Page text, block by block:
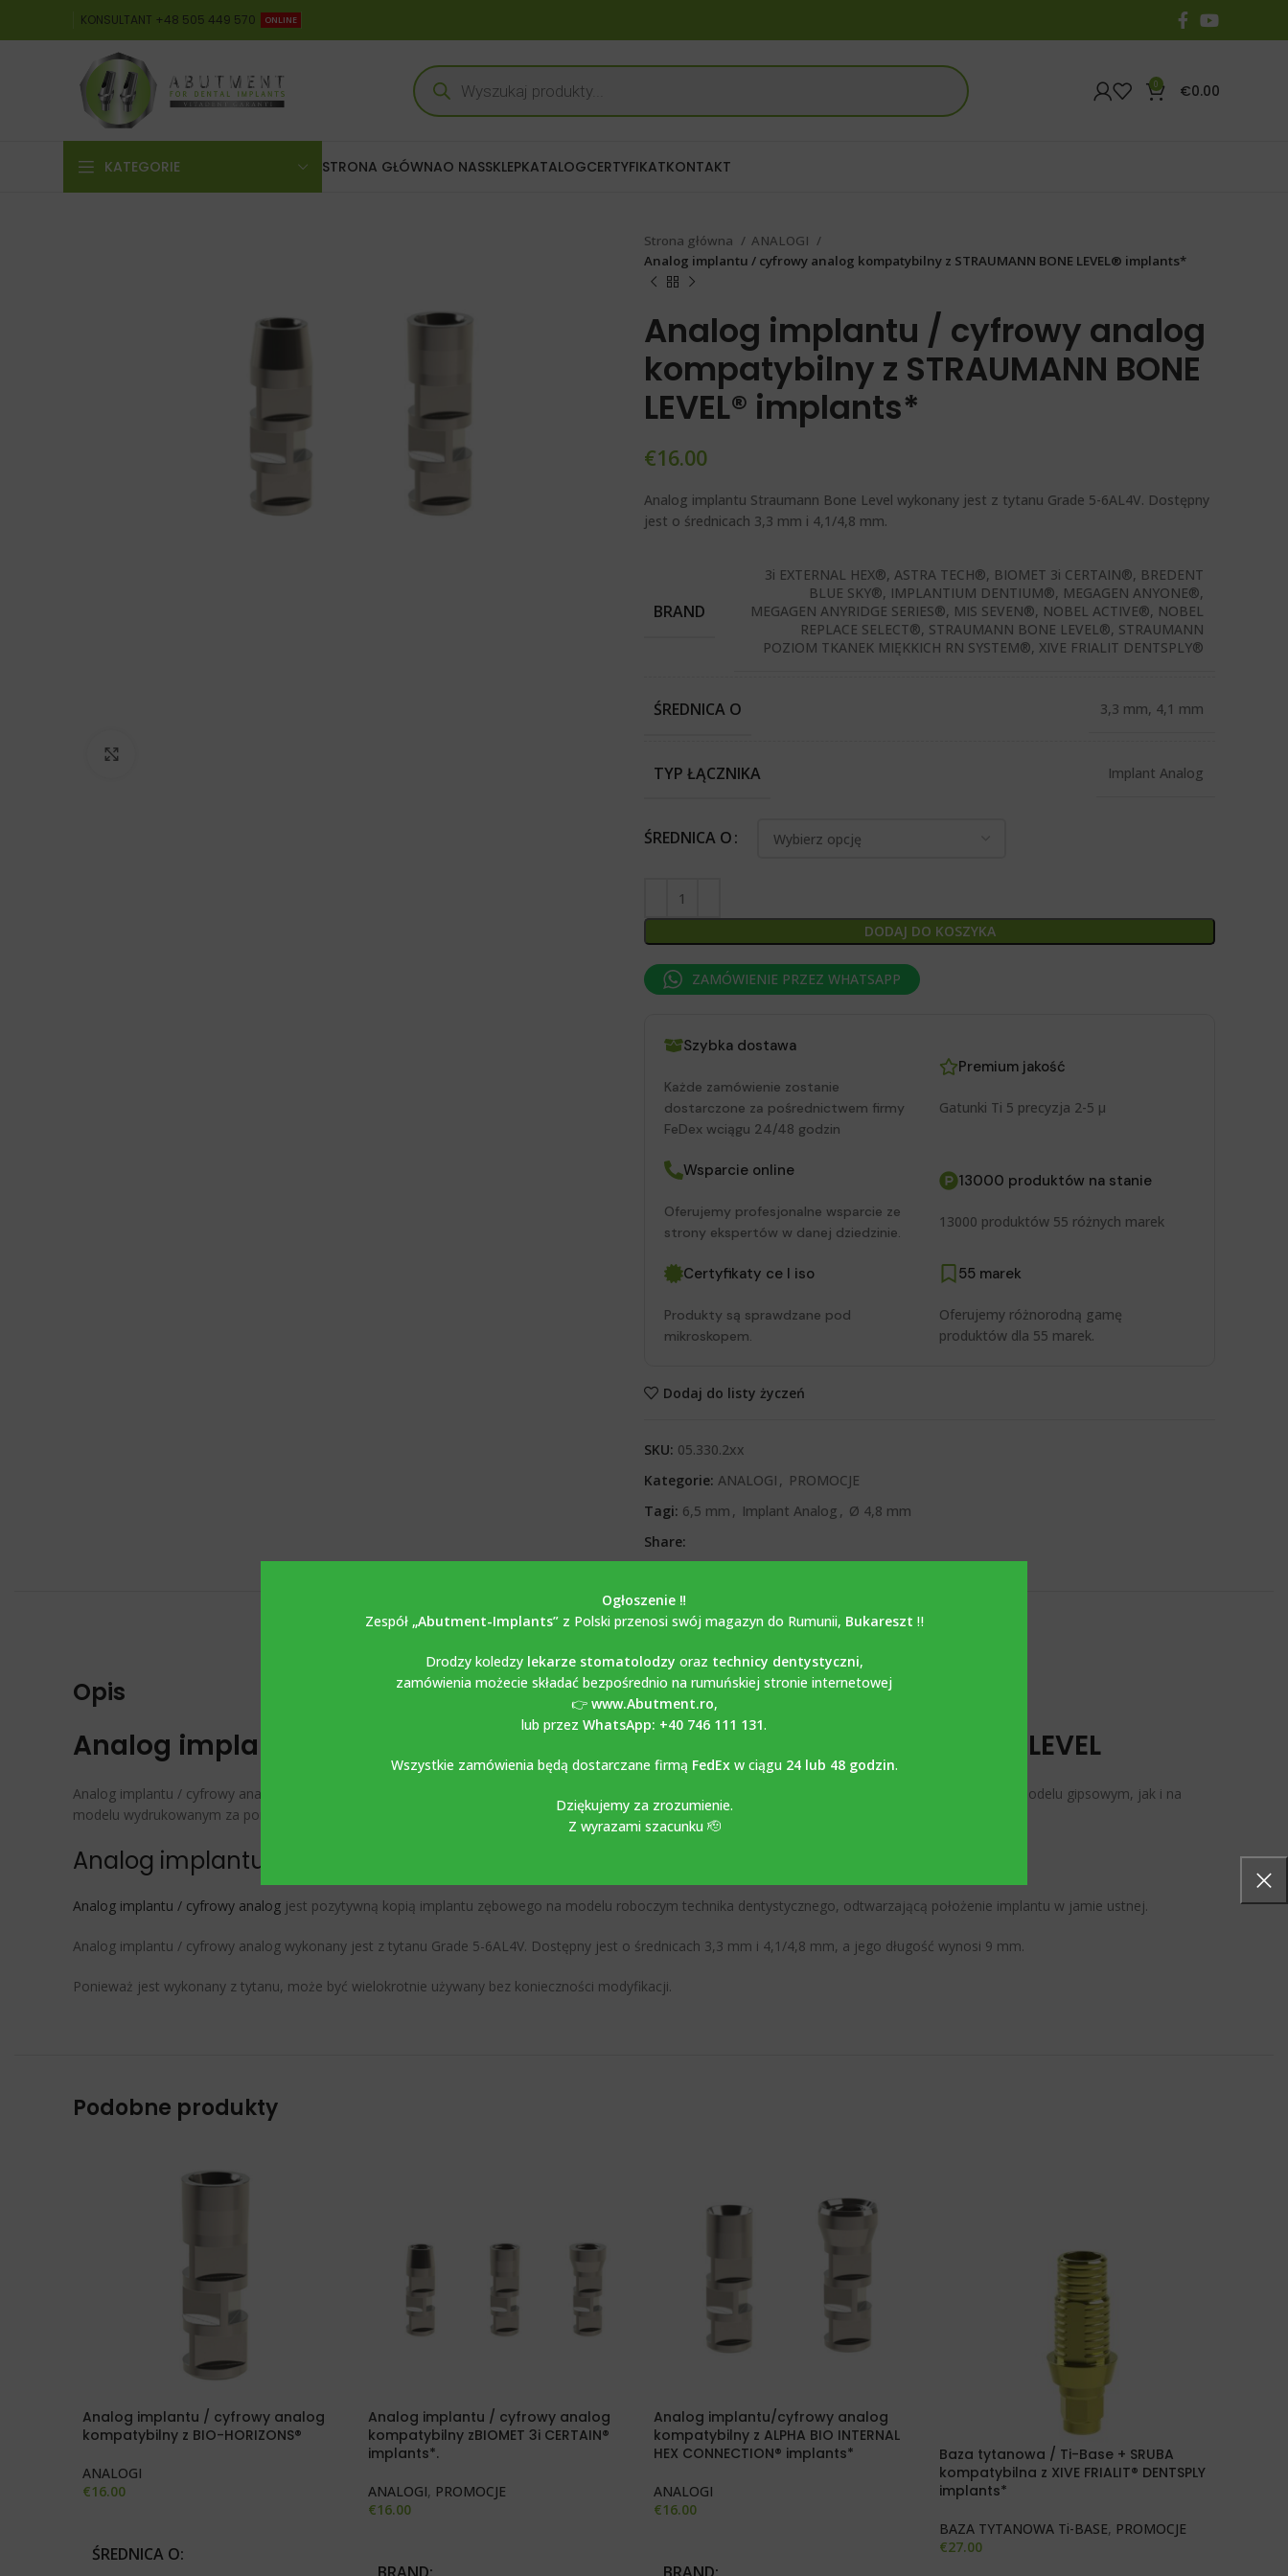
Ogłoszenie ‼️
Zespół „Abutment-Implants”z Polski przenosi swój magazyn do Rumunii, Bukareszt ‼️
Drodzy koledzy lekarze stomatolodzy oraz technicy dentystyczni,
zamówienia możecie składać bezpośrednio na rumuńskiej stronie internetowej
👉 www.Abutment.ro,
lub przez WhatsApp: +40 746 111 131.
Wszystkie zamówienia będą dostarczane firmą FedExw ciągu 24 lub 48 godzin.
Dziękujemy za zrozumienie.
Z wyrazami szacunku 🫡
KONSULTANT +48 505 449 570 ONLINE
0 €0.00
KATEGORIE STRONA GŁÓWNAO NASSKLEPKATALOGCERTYFIKATKONTAKT
Strona główna
ANALOGI
Analog implantu / cyfrowy analog kompatybilny z STRAUMANN BONE LEVEL® implants*
Analog implantu / cyfrowy analog
kompatybilny z STRAUMANN BONE
LEVEL® implants*
€16.00
Analog implantu Straumann Bone Level wykonany jest z tytanu Grade 5-6AL4V. Dostępny
jest o średnicach 3,3 mm i 4,1/4,8 mm.
BRAND
3i EXTERNAL HEX®, ASTRA TECH®, BIOMET 3i CERTAIN®, BREDENT
BLUE SKY®, IMPLANTIUM DENTIUM®, MEGAGEN ANYONE®,
MEGAGEN ANYRIDGE SERIES®, MIS SEVEN®, NOBEL ACTIVE®, NOBEL
REPLACE SELECT®, STRAUMANN BONE LEVEL®, STRAUMANN
POZIOM TKANEK MIĘKKICH RN SYSTEM®, XIVE FRIALIT DENTSPLY®
ŚREDNICA O 3,3 mm, 4,1 mm
TYP ŁĄCZNIKA Implant Analog
ŚREDNICA O
DODAJ DO KOSZYKA
ZAMÓWIENIE PRZEZ WHATSAPP
Szybka dostawa
Każde zamówienie zostanie
dostarczone za pośrednictwem firmy
FeDex wciągu 24/48 godzin
Premium jakość
Gatunki Ti 5 precyzja 2-5 μ
Wsparcie online
Oferujemy profesjonalne wsparcie ze
strony ekspertów w danej dziedzinie.
13000 produktów na stanie
13000 produktów 55 różnych marek
Certyfikaty ce I iso
Produkty są sprawdzane pod
mikroskopem.
55 marek
Oferujemy różnorodną gamę
produktów dla 55 marek.
Dodaj do listy życzeń
SKU: 05.330.2xx
Kategorie: ANALOGI , PROMOCJE
Tagi: 6,5 mm , Implant Analog , Ø 4,8 mm
Share:
OPIS OPINIE (0)
Opis
Analog implantu / cyfrowy analog kompatybilny z STRAUMANN BONE LEVEL
Analog implantu / cyfrowy analog kompatybilny z STRAUMANN BONE LEVEL ma podwójne zastosowanie i może być używany zarówno na klasycznym modelu gipsowym, jak i na
modelu wydrukowanym za pomocą bibliotek Exocad, Dental Wings, 3 Shape, które można bezpłatnie pobrać ze strony www.abutment-implants.pl
Analog implantu / cyfrowy analog
Analog implantu / cyfrowy analog jest pozytywną kopią implantu zębowego na modelu roboczym technika dentystycznego, odtwarzającą położenie implantu w jamie ustnej.
Analog implantu / cyfrowy analog wykonany jest z tytanu Grade 5-6AL4V. Dostępny jest o średnicach 3,3 mm i 4,1/4,8 mm, a jego długość wynosi 9 mm.
Ponieważ jest wykonany z tytanu, może być wielokrotnie używany bez konieczności modyfikacji.
Podobne produkty
Analog implantu / cyfrowy analog
kompatybilny z BIO-HORIZONS®
ANALOGI
€16.00
ŚREDNICA O
Analog implantu / cyfrowy analog
kompatybilny zBIOMET 3i CERTAIN®
implants*.
ANALOGI, PROMOCJE
€16.00
Analog implantu/cyfrowy analog
kompatybilny z ALPHA BIO INTERNAL
HEX CONNECTION® implants*
ANALOGI
€16.00
Baza tytanowa / Ti-Base + SRUBA
kompatybilna z XIVE FRIALIT® DENTSPLY
implants*
BAZA TYTANOWA Ti-BASE, PROMOCJE
€27.00